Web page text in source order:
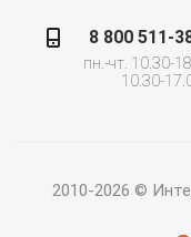
8 800 511-
пн.-чт. 10.30-
10.30-
2010-2026 ©